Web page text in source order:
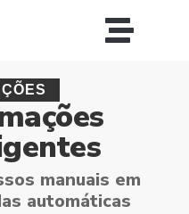
manuais em
automáticas